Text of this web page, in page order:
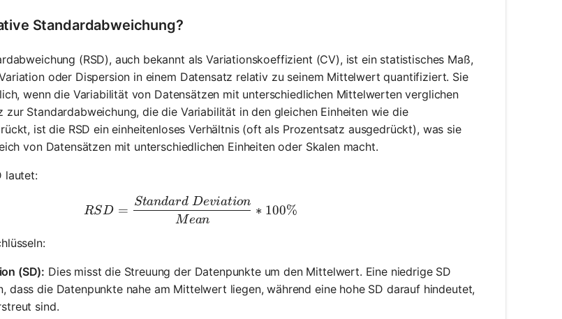
Standardabweichung?
(RSD), auch bekannt als Variationskoeffizient (CV), ist ein statistisches Maß,
oder Dispersion in einem Datensatz relativ zu seinem Mittelwert quantifiziert. Sie
wenn die Variabilität von Datensätzen mit unterschiedlichen Mittelwerten verglichen
zur Standardabweichung, die die Variabilität in den gleichen Einheiten wie die
ist die RSD ein einheitenloses Verhältnis (oft als Prozentsatz ausgedrückt), was sie
von Datensätzen mit unterschiedlichen Einheiten oder Skalen macht.
lautet:
RSD = \frac{Standard\ Deviation}{Mean} * 100\%
RSD =
Mean
Standard Deviation
∗ 100%
(SD): Dies misst die Streuung der Datenpunkte um den Mittelwert. Eine niedrige SD
dass die Datenpunkte nahe am Mittelwert liegen, während eine hohe SD darauf hindeutet,
sind.